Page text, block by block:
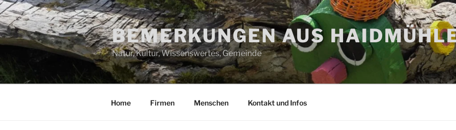
Zum
Inhalt
springen
BEMERKUNGEN AUS
Natur, Kultur, Wissenswertes, Gemeinde
Home Firmen Menschen Kontakt und Infos